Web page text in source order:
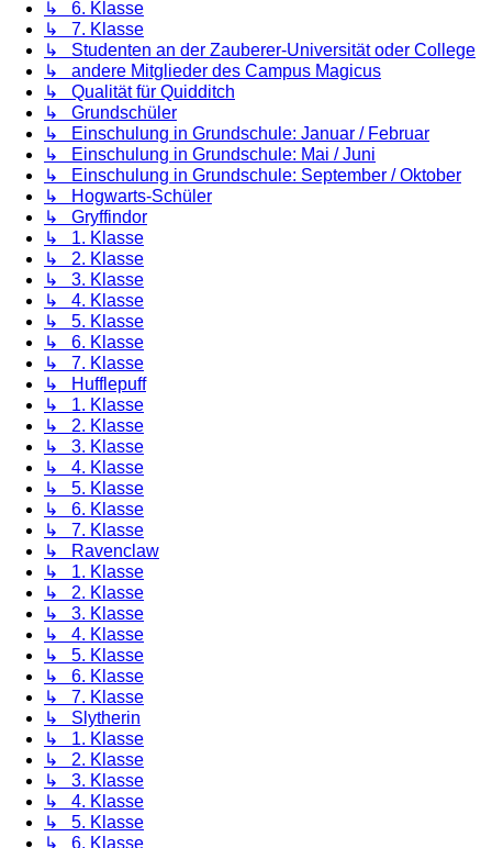
↳ 6. Klasse
↳ 7. Klasse
↳ Studenten an der Zauberer-Universität oder College
↳ andere Mitglieder des Campus Magicus
↳ Qualität für Quidditch
↳ Grundschüler
↳ Einschulung in Grundschule: Januar / Februar
↳ Einschulung in Grundschule: Mai / Juni
↳ Einschulung in Grundschule: September / Oktober
↳ Hogwarts-Schüler
↳ Gryffindor
↳ 1. Klasse
↳ 2. Klasse
↳ 3. Klasse
↳ 4. Klasse
↳ 5. Klasse
↳ 6. Klasse
↳ 7. Klasse
↳ Hufflepuff
↳ 1. Klasse
↳ 2. Klasse
↳ 3. Klasse
↳ 4. Klasse
↳ 5. Klasse
↳ 6. Klasse
↳ 7. Klasse
↳ Ravenclaw
↳ 1. Klasse
↳ 2. Klasse
↳ 3. Klasse
↳ 4. Klasse
↳ 5. Klasse
↳ 6. Klasse
↳ 7. Klasse
↳ Slytherin
↳ 1. Klasse
↳ 2. Klasse
↳ 3. Klasse
↳ 4. Klasse
↳ 5. Klasse
↳ 6. Klasse